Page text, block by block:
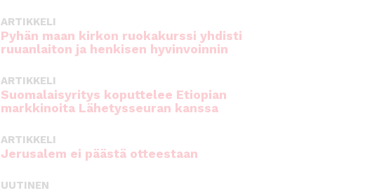
ARTIKKELI
Pyhän maan kirkon ruokakurssi yhdisti
ruuanlaiton ja henkisen hyvinvoinnin
ARTIKKELI
Suomalaisyritys koputtelee Etiopian
markkinoita Lähetysseuran kanssa
ARTIKKELI
Jerusalem ei päästä otteestaan
UUTINEN